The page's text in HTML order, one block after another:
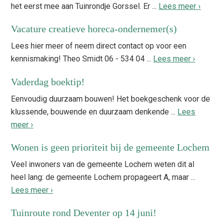
het eerst mee aan Tuinrondje Gorssel. Er ... Lees meer ›
Vacature creatieve horeca-ondernemer(s)
Lees hier meer of neem direct contact op voor een
kennismaking! Theo Smidt 06 - 534 04 ... Lees meer ›
Vaderdag boektip!
Eenvoudig duurzaam bouwen! Het boekgeschenk voor de
klussende, bouwende en duurzaam denkende ... Lees
meer ›
Wonen is geen prioriteit bij de gemeente Lochem
Veel inwoners van de gemeente Lochem weten dit al
heel lang: de gemeente Lochem propageert A, maar ...
Lees meer ›
Tuinroute rond Deventer op 14 juni!